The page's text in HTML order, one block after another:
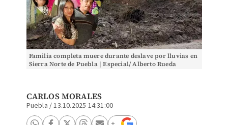
Familia completa muere durante deslave por lluvias en
Sierra Norte de Puebla | Especial/ Alberto Rueda
CARLOS MORALES
Puebla /13.10.2025 14:31:00